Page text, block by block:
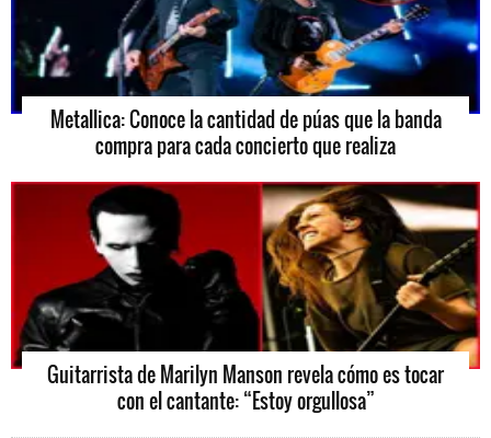
Metallica: Conoce la cantidad de púas que la banda
compra para cada concierto que realiza
Guitarrista de Marilyn Manson revela cómo es tocar
con el cantante: “Estoy orgullosa”